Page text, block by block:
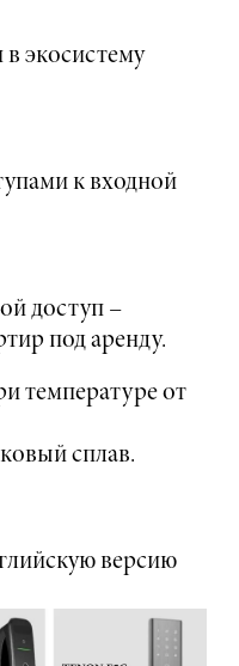
экосистему
к входной
доступ –
под аренду.
температуре от
сплав.
версию